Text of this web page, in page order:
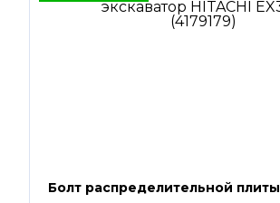
Болт распределительной плиты